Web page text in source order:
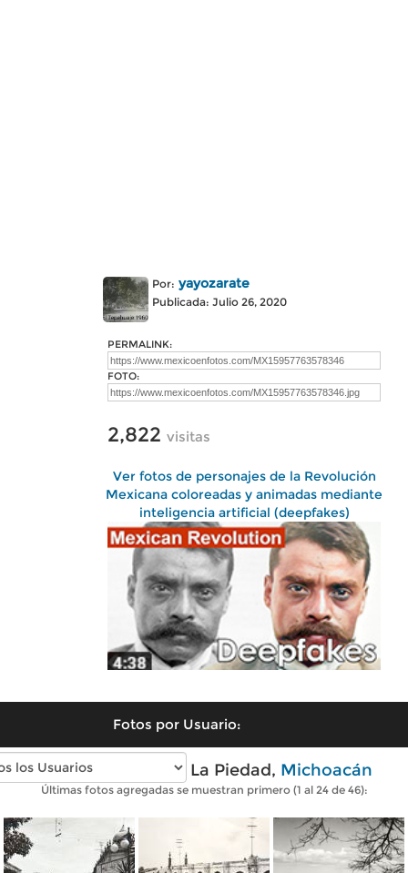
Por: yayozarate
Publicada: Julio 26, 2020
PERMALINK:
FOTO:
2,822 visitas
Ver fotos de personajes de la Revolución
Mexicana coloreadas y animadas mediante
inteligencia artificial (deepfakes)
Fotos por Usuario:
Fotos antiguas de La Piedad, Michoacán
Últimas fotos agregadas se muestran primero (1 al 24 de 46):